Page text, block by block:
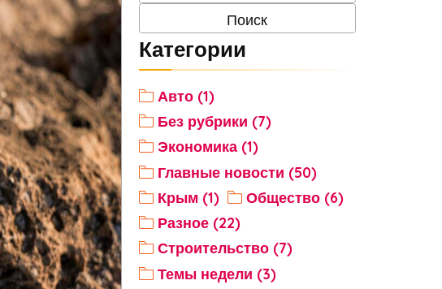
Категории
Авто (1)
Без рубрики (7)
Экономика (1)
Главные новости (50)
Крым (1)
Общество (6)
Разное (22)
Строительство (7)
Темы недели (3)